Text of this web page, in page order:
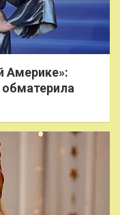
Америке»:
обматерила